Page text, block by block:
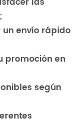
envío rápido
promoción en
según